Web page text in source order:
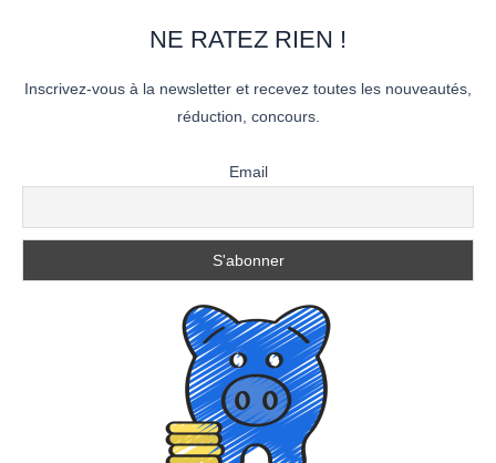
NE RATEZ RIEN !
Inscrivez-vous à la newsletter et recevez toutes les nouveautés,
réduction, concours.
Email